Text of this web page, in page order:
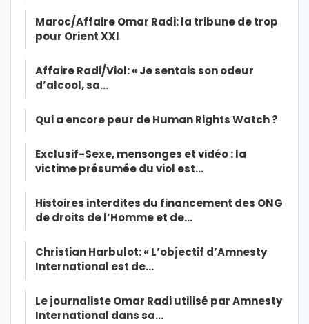
Maroc/Affaire Omar Radi: la tribune de trop
pour Orient XXI
Affaire Radi/Viol: « Je sentais son odeur
d’alcool, sa…
Qui a encore peur de Human Rights Watch ?
Exclusif-Sexe, mensonges et vidéo : la
victime présumée du viol est…
Histoires interdites du financement des ONG
de droits de l’Homme et de…
Christian Harbulot: « L’objectif d’Amnesty
International est de…
Le journaliste Omar Radi utilisé par Amnesty
International dans sa…